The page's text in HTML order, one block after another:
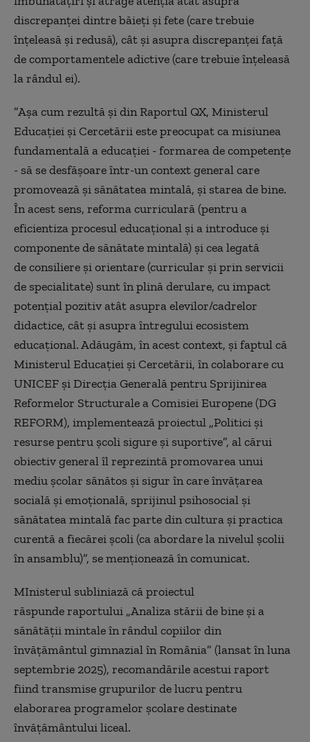
discrepanţei dintre băieţi şi fete (care trebuie
înţeleasă şi redusă), cât şi asupra discrepanţei faţă
de comportamentele adictive (care trebuie înţeleasă
la rândul ei).
”Aşa cum rezultă şi din Raportul QX, Ministerul
Educaţiei şi Cercetării este preocupat ca misiunea
fundamentală a educaţiei - formarea de competenţe
- să se desfăşoare într-un context general care
promovează şi sănătatea mintală, şi starea de bine.
În acest sens, reforma curriculară (pentru a
eficientiza procesul educaţional şi a introduce şi
componente de sănătate mintală) şi cea legată
de consiliere şi orientare (curricular şi prin servicii
de specialitate) sunt în plină derulare, cu impact
potenţial pozitiv atât asupra elevilor/cadrelor
didactice, cât şi asupra întregului ecosistem
educaţional. Adăugăm, în acest context, şi faptul că
Ministerul Educaţiei şi Cercetării, în colaborare cu
UNICEF şi Direcţia Generală pentru Sprijinirea
Reformelor Structurale a Comisiei Europene (DG
REFORM), implementează proiectul „Politici şi
resurse pentru şcoli sigure şi suportive”, al cărui
obiectiv general îl reprezintă promovarea unui
mediu şcolar sănătos şi sigur în care învăţarea
socială şi emoţională, sprijinul psihosocial şi
sănătatea mintală fac parte din cultura şi practica
curentă a fiecărei şcoli (ca abordare la nivelul şcolii
în ansamblu)”, se menţionează în comunicat.
MInisterul subliniază că proiectul
răspunde raportului „Analiza stării de bine şi a
sănătăţii mintale în rândul copiilor din
învăţământul gimnazial în România” (lansat în luna
septembrie 2025), recomandările acestui raport
fiind transmise grupurilor de lucru pentru
elaborarea programelor şcolare destinate
învăţământului liceal.